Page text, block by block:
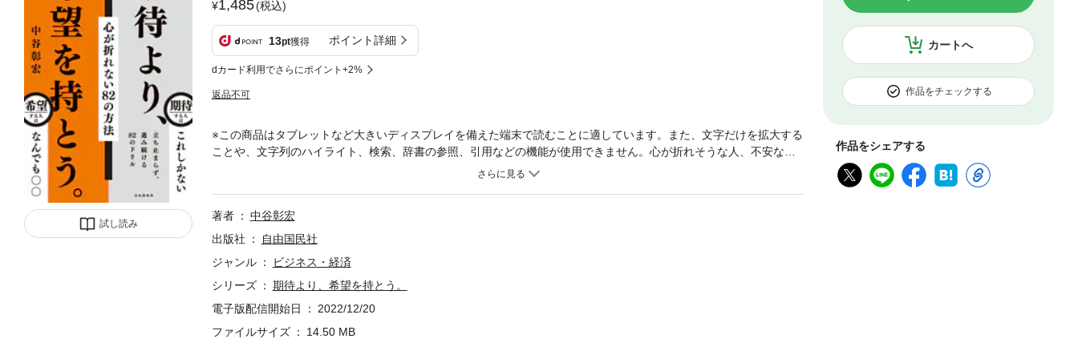
試し読み
1,485(税込)
13pt獲得 ポイント詳細
dカード利用でさらにポイント+2%
返品不可
カートへ
作品をチェックする
作品をシェアする
※この商品はタブレットなど大きいディスプレイを備えた端末で読むことに適しています。また、文字だけを拡大する
ことや、文字列のハイライト、検索、辞書の参照、引用などの機能が使用できません。心が折れそうな人、不安な
人、大切な人を助けたい人に贈る、至極のQ＆A。読んだらすぐに行動できるヒントがいっぱいです。一日一回めくる
なれる。
著者
中谷彰宏
出版社
自由国民社
ジャンル
ビジネス・経済
シリーズ
期待より、希望を持とう。
電子版配信開始日
2022/12/20
ファイルサイズ
14.50 MB